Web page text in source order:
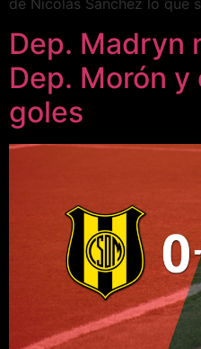
Dep. Madryn
Dep. Morón
goles